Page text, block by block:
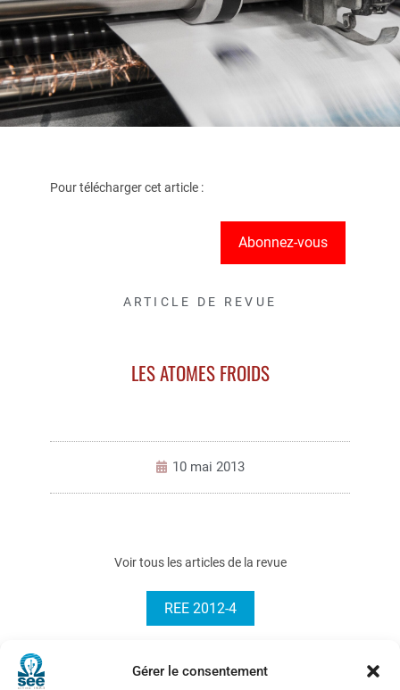
Gérer le consentement
Pour télécharger cet article :
Abonnez-vous
ARTICLE DE REVUE
LES ATOMES FROIDS
10 mai 2013
Voir tous les articles de la revue
REE 2012-4